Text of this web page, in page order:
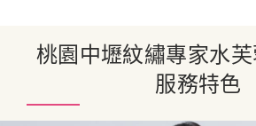
桃園中壢紋繡專家水
服務特色